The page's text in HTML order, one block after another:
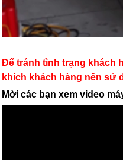
Để tránh tình trạng khách
khích khách hàng nên sử
Mời các bạn xem video